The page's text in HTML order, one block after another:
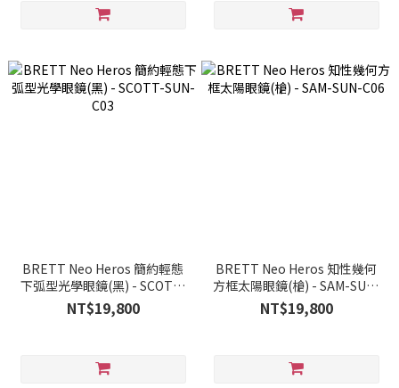
BRETT Neo Heros 簡約輕態
下弧型光學眼鏡(黑) - SCOTT-
SUN-C03
NT$19,800
BRETT Neo Heros 知性幾何
方框太陽眼鏡(槍) - SAM-SUN-
C06
NT$19,800